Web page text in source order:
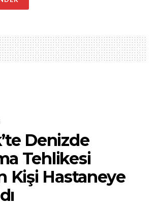
Denizde
Tehlikesi
Kişi Hastaneye